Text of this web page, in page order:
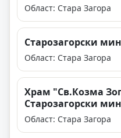
Област: Стара Загора
Старозагорски
Област: Стара Загора
Храм "Св.Козма
Старозагорски
Област: Стара Загора